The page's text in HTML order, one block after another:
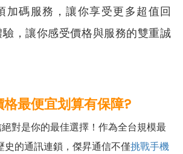
加碼服務，讓你享受更多超值回
，讓你感受價格與服務的雙重誠
最便宜划算有保障?
對是你的最佳選擇！作為全台規模最
的通訊連鎖，傑昇通信不僅挑戰手機